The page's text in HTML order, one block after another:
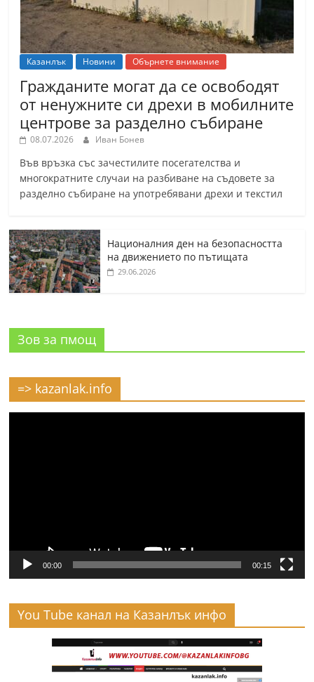
Казанлък Новини Обърнете внимание
Гражданите могат да се освободят
от ненужните си дрехи в мобилните
центрове за разделно събиране
08.07.2026 Иван Бонев
Във връзка със зачестилите посегателства и
многократните случаи на разбиване на съдовете за
разделно събиране на употребявани дрехи и текстил
Националния ден на безопасността
на движението по пътищата
29.06.2026
Зов за пмощ
=> kazanlak.info
00:00 00:15
You Tube канал на Казанлък инфо